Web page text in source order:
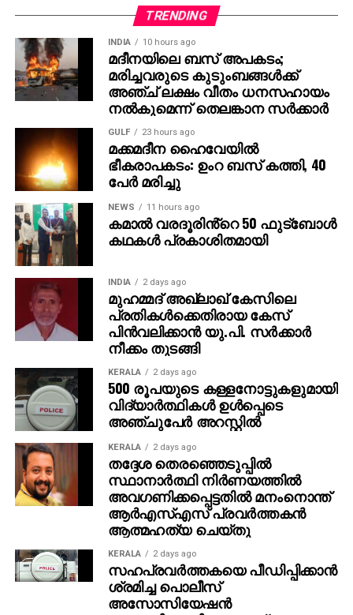
വാഹനത്തെ 500 മീറ്റര്‍ ദൂരം പൊലീസ് സംഘം
അനുഗമിച്ചു. എന്നാല്‍ ഹിന്ദുത്വ അക്രമികള്‍ ഇരുമ്പ്
വടികളും മരക്കഷണങ്ങളുമായി ചാടിവീഴുകയും വാഹനം
തടയുകയും ചെയ്തു. മിനി ബസിന്റെ വാതില്‍
തുറക്കാനാവശ്യപ്പെട്ട അക്രമികള്‍,
വാഹനത്തിലുണ്ടായിരുന്നവരെ അടിക്കാനും
ഭീഷണിപ്പെടുത്താനും തുടങ്ങി. വാഹനത്തിന്റെ ബസിന്റെ
വിന്‍ഡ്ഷീല്‍ഡും വിന്‍ഡോകളും തകര്‍ത്ത അക്രമികള്‍
മിഷനറി സംഘത്തിനു നേരെ അസഭ്യം ചൊരിയുകയും
ചെയ്തു. പ്രദേശത്തെ ഹിന്ദുക്കളെ ക്രിസ്തുമതത്തിലേക്ക്
പരിവര്‍ത്തനം ചെയ്യാന്‍ മിഷനറി സംഘം
ശ്രമിച്ചെന്നാരോപിച്ചായിരുന്നു ആക്രമണം.
പൊലീസുകാരില്‍ ഒരാള്‍ മാത്രമാണ്
അതിക്രമത്തിനെതിരെ ഇടപെട്ടതെന്ന് മിഷനറി സംഘം
പറഞ്ഞു. മറ്റുള്ളവര്‍ ഒന്നും ചെയ്യാതെ
നോക്കിനിന്നെന്നും അക്രമിസംഘത്തെ സഹായിക്കുന്ന
രീതിയിലായിരുന്നു പൊലീസുകാരുടെ പെരുമാറ്റമെന്നും
അവര്‍ ആരോപിച്ചു.
അക്രമികള്‍ക്കെതിരെ പരാതി നല്‍കാന്‍ പൊലീസ്
ഇരകളോട് ആവശ്യപ്പെട്ടു. അടുത്ത ദിവസം,
കൃത്യനിര്‍വഹണത്തിലെ വീഴ്ചയ്ക്ക് എട്ട്
ഉദ്യോഗസ്ഥരെ സസ്‌പെന്‍ഡ് ചെയ്യുകയും രവീന്ദ്ര
സിങ് തേല, രോഹിത് ശര്‍മ എന്നീ രണ്ട് പ്രധാന
അക്രമികളെ അറസ്റ്റ് ചെയ്യുകയും ചെയ്തു.
ഇരുവരെയും പിന്നീട് ജാമ്യത്തില്‍ വിട്ടു.
ഗോരക്ഷാ സംഘാം?ഗമായ പ്രാദേശിക ബിജെപി
നേതാവാണ് തേല. പ്രദേശത്തെ പ്രതിഷേധങ്ങള്‍
റിപ്പോര്‍ട്ട് ചെയ്യുന്നതിനിടെ ഒരു
മാധ്യമപ്രവര്‍ത്തകനെ ആക്രമിച്ച സംഭവമുള്‍പ്പെടെ
നിരവധി കേസുകളും ഇയാള്‍ക്കെതിരെയുണ്ട്. ഒരു
TRENDING
INDIA 10 hours ago
മദീനയിലെ ബസ് അപകടം;
മരിച്ചവരുടെ കുടുംബങ്ങള്‍ക്ക്
അഞ്ച് ലക്ഷം വീതം ധനസഹായം
നല്‍കുമെന്ന് തെലങ്കാന സര്‍ക്കാര്‍
GULF 23 hours ago
മക്കമദീന ഹൈവേയില്‍
ഭീകരാപകടം: ഉംറ ബസ് കത്തി, 40
പേര്‍ മരിച്ചു
NEWS 11 hours ago
കമാൽ വരദൂരിൻ്റെ 50 ഫുട്ബോൾ
കഥകൾ പ്രകാശിതമായി
INDIA 2 days ago
മുഹമ്മദ് അഖ്‌ലാഖ് കേസിലെ
പ്രതികള്‍ക്കെതിരായ കേസ്
പിന്‍വലിക്കാന്‍ യു.പി. സര്‍ക്കാര്‍
നീക്കം തുടങ്ങി
KERALA 2 days ago
500 രൂപയുടെ കള്ളനോട്ടുകളുമായി
വിദ്യാര്‍ത്ഥികള്‍ ഉള്‍പ്പെടെ
അഞ്ചുപേര്‍ അറസ്റ്റില്‍
KERALA 2 days ago
തദ്ദേശ തെരഞ്ഞെടുപ്പില്‍
സ്ഥാനാര്‍ത്ഥി നിര്‍ണയത്തില്‍
അവഗണിക്കപ്പെട്ടതില്‍ മനംനൊന്ത്
ആര്‍എസ്എസ് പ്രവര്‍ത്തകന്‍
ആത്മഹത്യ ചെയ്തു
KERALA 2 days ago
സഹപ്രവര്‍ത്തകയെ പീഡിപ്പിക്കാന്‍
ശ്രമിച്ച പൊലീസ്
അസോസിയേഷന്‍